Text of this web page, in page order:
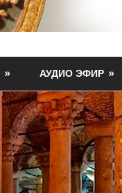
АУДИО ЭФИР